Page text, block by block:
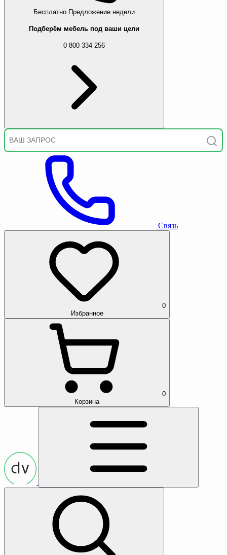
Бесплатно Предложение недели
Подберём мебель под ваши цели
0 800 334 256
Связь
0
Избранное
0
Корзина